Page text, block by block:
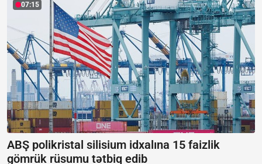
07:15
ABŞ polikristal silisium idxalına 15 faizlik
gömrük rüsumu tətbiq edib